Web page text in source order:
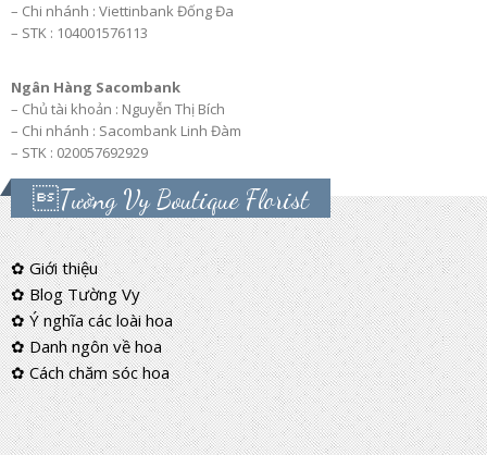
– Chi nhánh : Viettinbank Đống Đa
– STK : 104001576113
Ngân Hàng Sacombank
– Chủ tài khoản : Nguyễn Thị Bích
– Chi nhánh : Sacombank Linh Đàm
– STK : 020057692929
Tường Vy Boutique Florist
✿ Giới thiệu
✿ Blog Tường Vy
✿ Ý nghĩa các loài hoa
✿ Danh ngôn về hoa
✿ Cách chăm sóc hoa